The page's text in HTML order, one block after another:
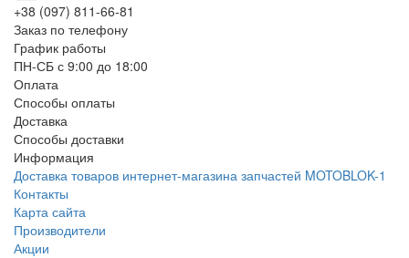
+38 (097) 811-66-81
Заказ по телефону
График работы
ПН-СБ с 9:00 до 18:00
Оплата
Способы оплаты
Доставка
Способы доставки
Информация
Доставка товаров интернет-магазина запчастей MOTOBLOK-1
Контакты
Карта сайта
Производители
Акции